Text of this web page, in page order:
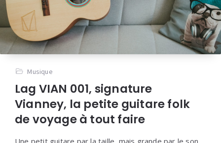
Musique
Lag VIAN 001, signature
Vianney, la petite guitare folk
de voyage à tout faire
Une petit guitare par la taille, mais grande par le son